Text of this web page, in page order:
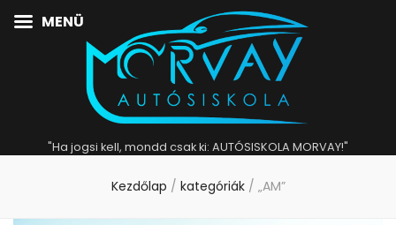
"Ha jogsi kell, mondd csak ki: AUTÓSISKOLA MORVAY!"
Kezdőlap / kategóriák / „AM”
MENÜ